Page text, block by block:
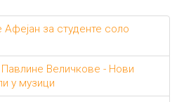
Афејан за студенте соло
Величкове - Нови
у музици